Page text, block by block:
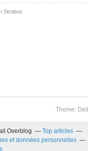
Strobos
Theme:
Overblog
Top articles
et données personnelles